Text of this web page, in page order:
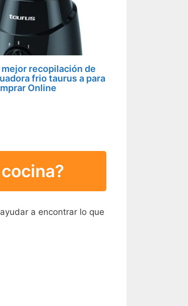
mejor recopilación de
frio taurus a para
Online
a encontrar lo que